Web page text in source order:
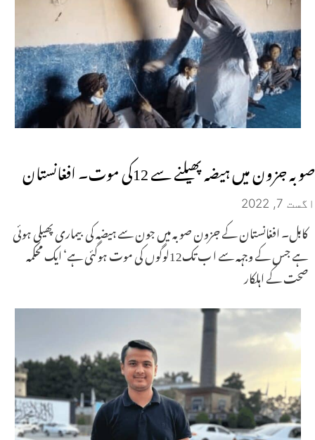
صوبہ جزون میں ہیضہ پھیلنے سے 12کی موت۔ افغانستان
اگست 7, 2022
کابل۔ افغانستان کے جزون صوبہ میں جون سے ہیضہ کی بیماری پھیلی ہوئی
ہے جس کے وجہہ سے ا ب تک12لوگوں کی موت ہوگئی ہے‘ ایک محکمہ
صحت کے اہلکار